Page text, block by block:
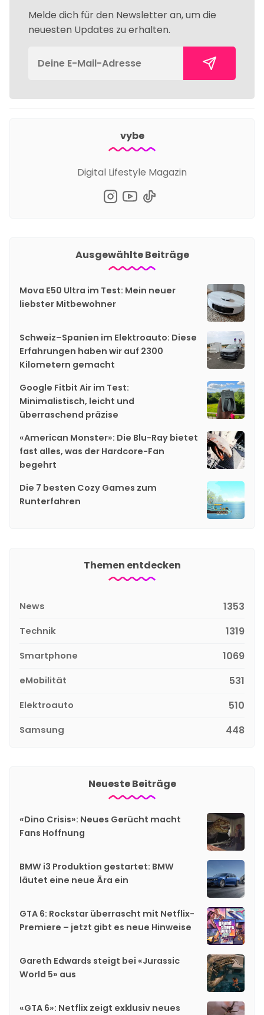
Melde dich für den Newsletter an, um die
neuesten Updates zu erhalten.
vybe
Digital Lifestyle Magazin
Ausgewählte Beiträge
Mova E50 Ultra im Test: Mein neuer
liebster Mitbewohner
Schweiz–Spanien im Elektroauto: Diese
Erfahrungen haben wir auf 2300
Kilometern gemacht
Google Fitbit Air im Test:
Minimalistisch, leicht und
überraschend präzise
«American Monster»: Die Blu-Ray bietet
fast alles, was der Hardcore-Fan
begehrt
Die 7 besten Cozy Games zum
Runterfahren
Themen entdecken
News 1353
Technik 1319
Smartphone 1069
eMobilität 531
Elektroauto 510
Samsung 448
Neueste Beiträge
«Dino Crisis»: Neues Gerücht macht
Fans Hoffnung
BMW i3 Produktion gestartet: BMW
läutet eine neue Ära ein
GTA 6: Rockstar überrascht mit Netflix-
Premiere – jetzt gibt es neue Hinweise
Gareth Edwards steigt bei «Jurassic
World 5» aus
«GTA 6»: Netflix zeigt exklusiv neues